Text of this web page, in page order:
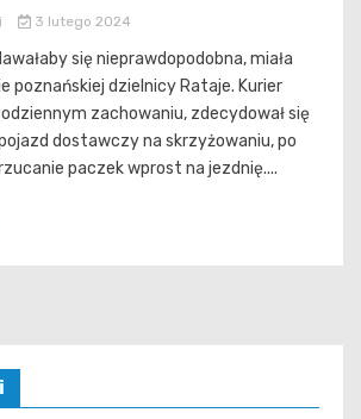
3 lutego 2024
się nieprawdopodobna, miała
poznańskiej dzielnicy Rataje. Kurier
zachowaniu, zdecydował się
dostawczy na skrzyżowaniu, po
paczek wprost na jezdnię....